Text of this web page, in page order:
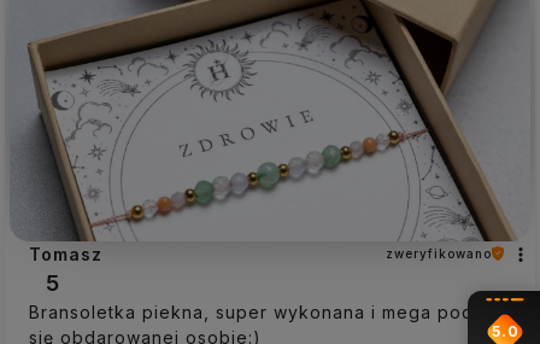
Tomasz zweryfikowano
5
Bransoletka piekna, super wykonana i mega podoba
się obdarowanej osobie:)
5.0